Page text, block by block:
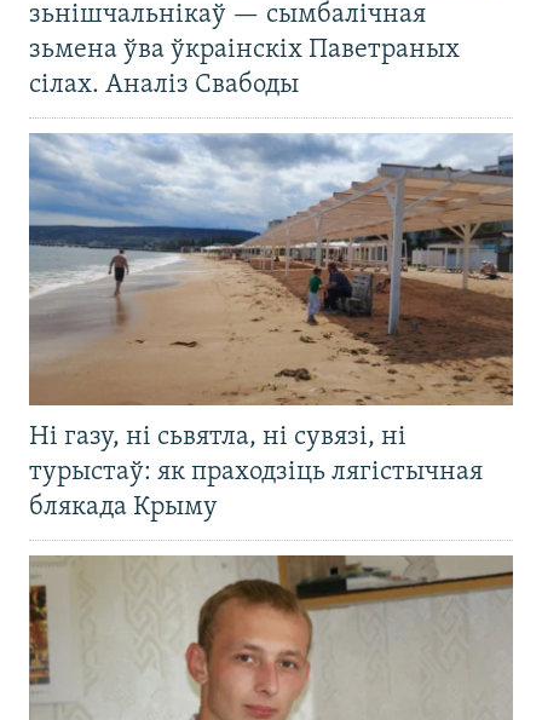
зьнішчальнікаў — сымбалічная
зьмена ўва ўкраінскіх Паветраных
сілах. Аналіз Свабоды
Ні газу, ні сьвятла, ні сувязі, ні
турыстаў: як праходзіць лягістычная
блякада Крыму